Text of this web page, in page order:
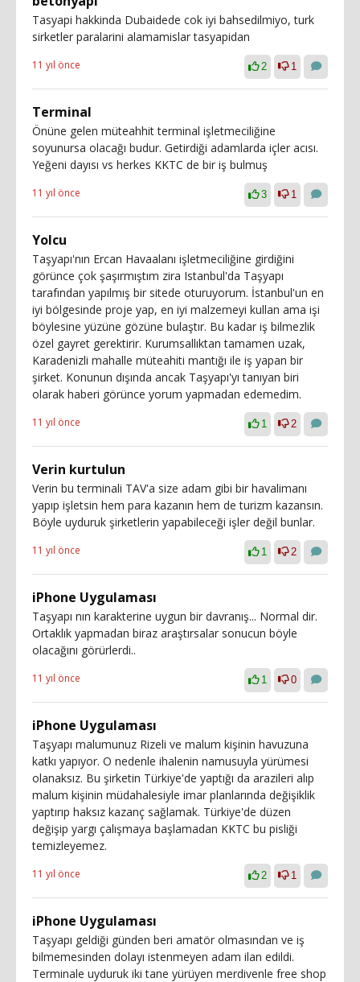
Tasyapi hakkinda Dubaidede cok iyi bahsedilmiyo, turk
sirketler paralarini alamamislar tasyapidan
11 yıl önce 2 1
Terminal
Önüne gelen müteahhit terminal işletmeciliğine
soyunursa olacağı budur. Getirdiği adamlarda içler acısı.
Yeğeni dayısı vs herkes KKTC de bir iş bulmuş
11 yıl önce 3 1
Yolcu
Taşyapı'nın Ercan Havaalanı işletmeciliğine girdiğini
görünce çok şaşırmıştım zira Istanbul'da Taşyapı
tarafından yapılmış bir sitede oturuyorum. İstanbul'un en
iyi bölgesinde proje yap, en iyi malzemeyi kullan ama işi
böylesine yüzüne gözüne bulaştır. Bu kadar iş bilmezlik
özel gayret gerektirir. Kurumsallıktan tamamen uzak,
Karadenizli mahalle müteahiti mantığı ile iş yapan bir
şirket. Konunun dışında ancak Taşyapı'yı tanıyan biri
olarak haberi görünce yorum yapmadan edemedim.
11 yıl önce 1 2
Verin kurtulun
Verin bu terminali TAV'a size adam gibi bir havalimanı
yapıp işletsin hem para kazanın hem de turizm kazansın.
Böyle uyduruk şirketlerin yapabileceği işler değil bunlar.
11 yıl önce 1 2
iPhone Uygulaması
Taşyapı nın karakterine uygun bir davranış... Normal dir.
Ortaklık yapmadan biraz araştırsalar sonucun böyle
olacağını görürlerdi..
11 yıl önce 1 0
iPhone Uygulaması
Taşyapı malumunuz Rizeli ve malum kişinin havuzuna
katkı yapıyor. O nedenle ihalenin namusuyla yürümesi
olanaksız. Bu şirketin Türkiye'de yaptığı da arazileri alıp
malum kişinin müdahalesiyle imar planlarında değişiklik
yaptırıp haksız kazanç sağlamak. Türkiye'de düzen
değişip yargı çalışmaya başlamadan KKTC bu pisliği
temizleyemez.
11 yıl önce 2 1
iPhone Uygulaması
Taşyapı geldiği günden beri amatör olmasından ve iş
bilmemesinden dolayı istenmeyen adam ilan edildi.
Terminale uyduruk iki tane yürüyen merdivenle free shop